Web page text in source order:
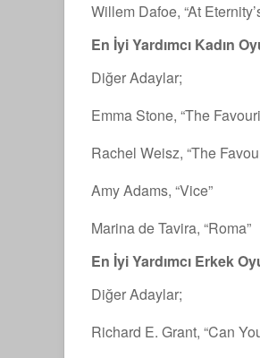
Willem Dafoe, “At
En İyi Yardımcı Kadın
Diğer Adaylar;
Emma Stone, “The
Rachel Weisz, “The
Amy Adams, “Vice”
Marina de Tavira, “Roma”
En İyi Yardımcı Erkek
Diğer Adaylar;
Richard E. Grant, “Can